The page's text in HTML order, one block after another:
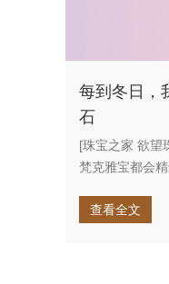
每到冬日，
石
[珠宝之家 欲望
梵克雅宝都会
查看全文